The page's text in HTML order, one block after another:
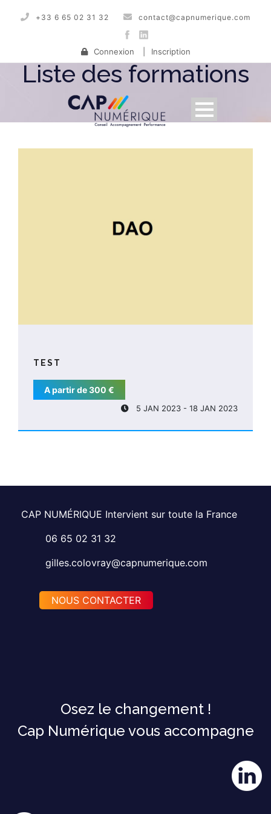
+33 6 65 02 31 32 contact@capnumerique.com
Connexion Inscription
Liste des formations
TEST
A partir de 300 €
5 JAN 2023 - 18 JAN 2023
CAP NUMÉRIQUE Intervient sur toute la France
06 65 02 31 32
gilles.colovray@capnumerique.com
NOUS CONTACTER
Osez le changement !
Cap Numérique vous accompagne